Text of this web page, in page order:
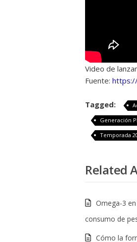
Video de
Fuente:
Tagged:
Generación
Temporada
Related
Omega-3
consumo de
Cómo la